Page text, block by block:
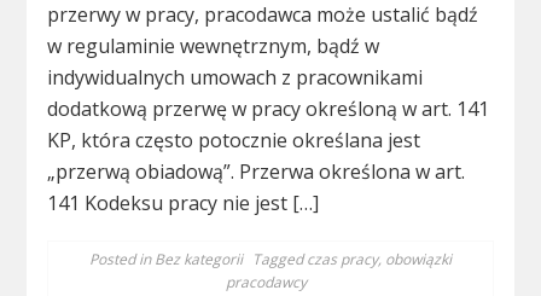
przerwy w pracy, pracodawca może ustalić bądź
w regulaminie wewnętrznym, bądź w
indywidualnych umowach z pracownikami
dodatkową przerwę w pracy określoną w art. 141
KP, która często potocznie określana jest
„przerwą obiadową”. Przerwa określona w art.
141 Kodeksu pracy nie jest […]
Posted inBez kategorii Taggedczas pracy, obowiązki
pracodawcy